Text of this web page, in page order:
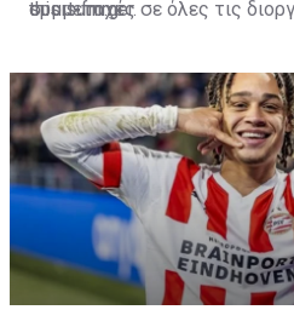
συμμετοχές σε όλες τις
this summer.
pic.twitter.com/eGi61fRc5O
— Ekrem KONUR
sport-fm.gr